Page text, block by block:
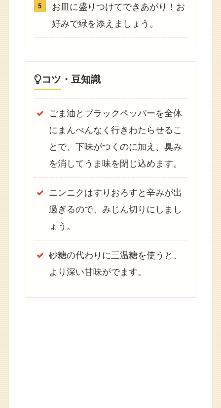
お皿に盛りつけてできあがり！お
好みで緑を添えましょう。
コツ・豆知識
ごま油とブラックペッパーを全体
にまんべんなく行きわたらせるこ
とで、下味がつくのに加え、臭み
を消してうま味を閉じ込めます。
ニンニクはすりおろすと辛みが出
過ぎるので、みじん切りにしまし
ょう。
砂糖の代わりに三温糖を使うと、
より深い甘味がでます。